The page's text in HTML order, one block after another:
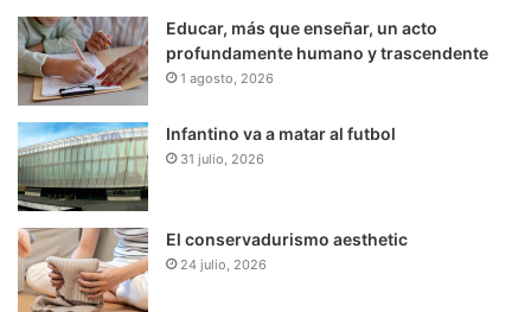
Educar, más que enseñar, un acto
profundamente humano y trascendente
1 agosto, 2026
Infantino va a matar al futbol
31 julio, 2026
El conservadurismo aesthetic
24 julio, 2026